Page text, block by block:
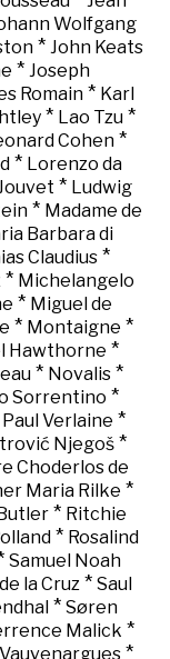
Wolfgang
* John Keats
* Joseph
Romain* Karl
* Lao Tzu*
Cohen*
* Lorenzo da
* Ludwig
* Madame de
Barbara di
Claudius*
* Michelangelo
* Miguel de
* Montaigne *
Hawthorne *
* Novalis *
Sorrentino *
Paul Verlaine *
Njegoš *
Choderlos de
Maria Rilke *
* Ritchie
* Rosalind
Samuel Noah
la Cruz * Saul
* Søren
Malick *
Vauvenargues *